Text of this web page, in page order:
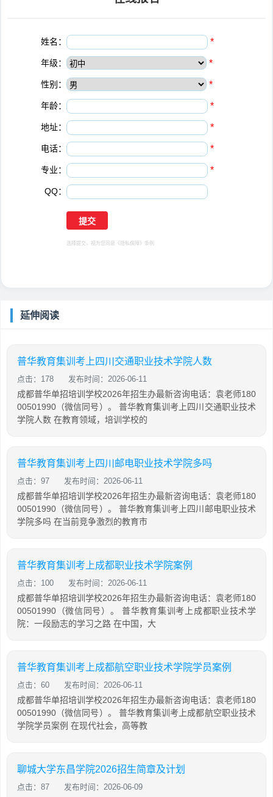
姓名： *
年级： *
性别： *
年龄： *
地址： *
电话： *
专业： *
QQ：
选择提交，视为您同意 《隐私保障》 条例
延伸阅读
普华教育集训考上四川交通职业技术学院人数
点击：178 发布时间：2026-06-11
成都普华单招培训学校2026年招生办最新咨询电话：袁老师180
00501990（微信同号）。 普华教育集训考上四川交通职业技术
学院人数 在教育领域，培训学校的
普华教育集训考上四川邮电职业技术学院多吗
点击：97 发布时间：2026-06-11
成都普华单招培训学校2026年招生办最新咨询电话：袁老师180
00501990（微信同号）。 普华教育集训考上四川邮电职业技术
学院多吗 在当前竞争激烈的教育市
普华教育集训考上成都职业技术学院案例
点击：100 发布时间：2026-06-11
成都普华单招培训学校2026年招生办最新咨询电话：袁老师180
00501990（微信同号）。 普华教育集训考上成都职业技术学
院：一段励志的学习之路 在中国，大
普华教育集训考上成都航空职业技术学院学员案例
点击：60 发布时间：2026-06-11
成都普华单招培训学校2026年招生办最新咨询电话：袁老师180
00501990（微信同号）。 普华教育集训考上成都航空职业技术
学院学员案例 在现代社会，高等教
聊城大学东昌学院2026招生简章及计划
点击：87 发布时间：2026-06-09